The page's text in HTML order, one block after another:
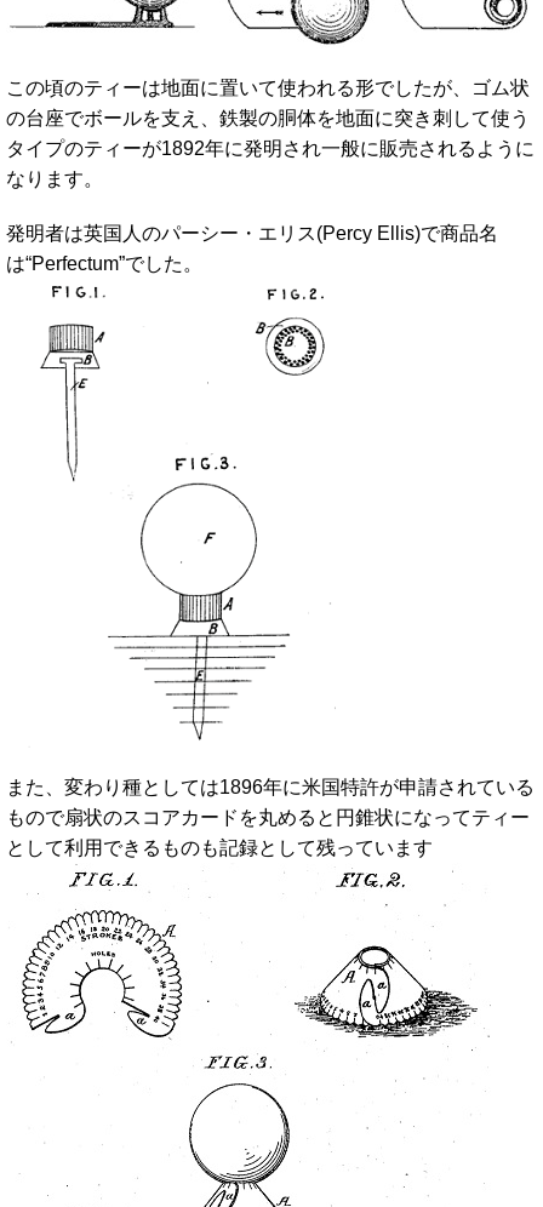
この頃のティーは地面に置いて使われる形でしたが、ゴム状
の台座でボールを支え、鉄製の胴体を地面に突き刺して使う
タイプのティーが1892年に発明され一般に販売されるように
なります。
発明者は英国人のパーシー・エリス(Percy Ellis)で商品名
は“Perfectum”でした。
また、変わり種としては1896年に米国特許が申請されている
もので扇状のスコアカードを丸めると円錐状になってティー
として利用できるものも記録として残っています